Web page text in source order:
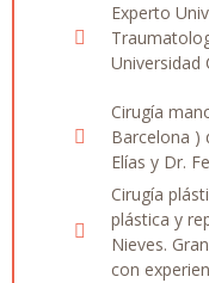
Experto
Universidad
Cirugía
Barcelona )
Elías y Dr.
Cirugía
plástica y
Nieves.
con